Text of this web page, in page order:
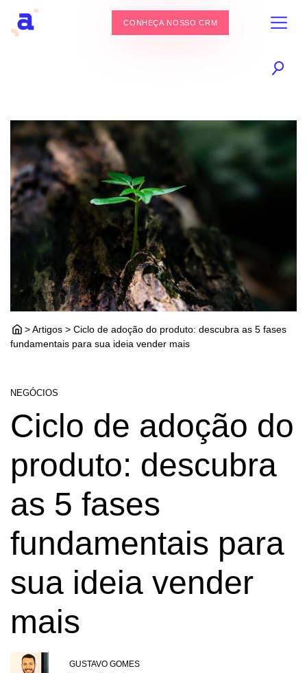
CONHEÇA NOSSO CRM
> Artigos > Ciclo de adoção do produto: descubra as 5 fases
fundamentais para sua ideia vender mais
NEGÓCIOS
Ciclo de adoção do
produto: descubra
as 5 fases
fundamentais para
sua ideia vender
mais
GUSTAVO GOMES